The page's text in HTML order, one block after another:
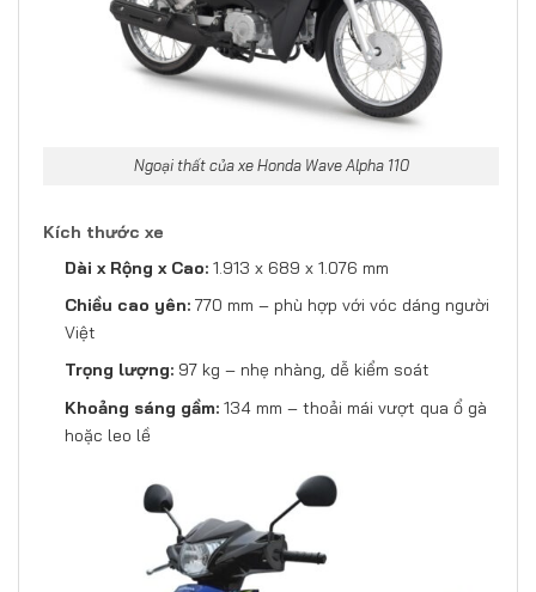
Ngoại thất của xe Honda Wave Alpha 110
Kích thước xe
Dài x Rộng x Cao: 1.913 x 689 x 1.076 mm
Chiều cao yên: 770 mm – phù hợp với vóc dáng người
Việt
Trọng lượng: 97 kg – nhẹ nhàng, dễ kiểm soát
Khoảng sáng gầm: 134 mm – thoải mái vượt qua ổ gà
hoặc leo lề